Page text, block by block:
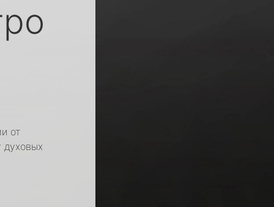
от
духовых